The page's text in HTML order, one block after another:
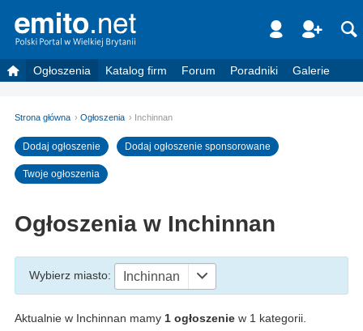
Ogłoszenia Katalog firm Forum Poradniki Galerie
Strona główna Ogłoszenia Inchinnan
Dodaj ogłoszenie Dodaj ogłoszenie sponsorowane
Twoje ogłoszenia
Ogłoszenia w Inchinnan
Wybierz miasto: Inchinnan
Aktualnie w Inchinnan mamy 1 ogłoszenie w 1 kategorii.